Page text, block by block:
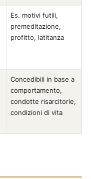
Es. motivi futili,
premeditazione,
profitto, latitanza
Concedibili in base a
comportamento,
condotte risarcitorie,
condizioni di vita